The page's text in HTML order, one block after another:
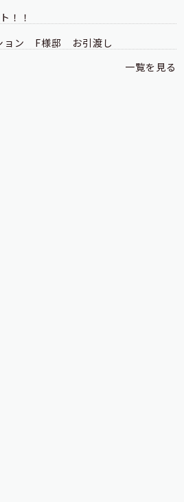
！！
ョン F様邸 お引渡し
一覧を見る